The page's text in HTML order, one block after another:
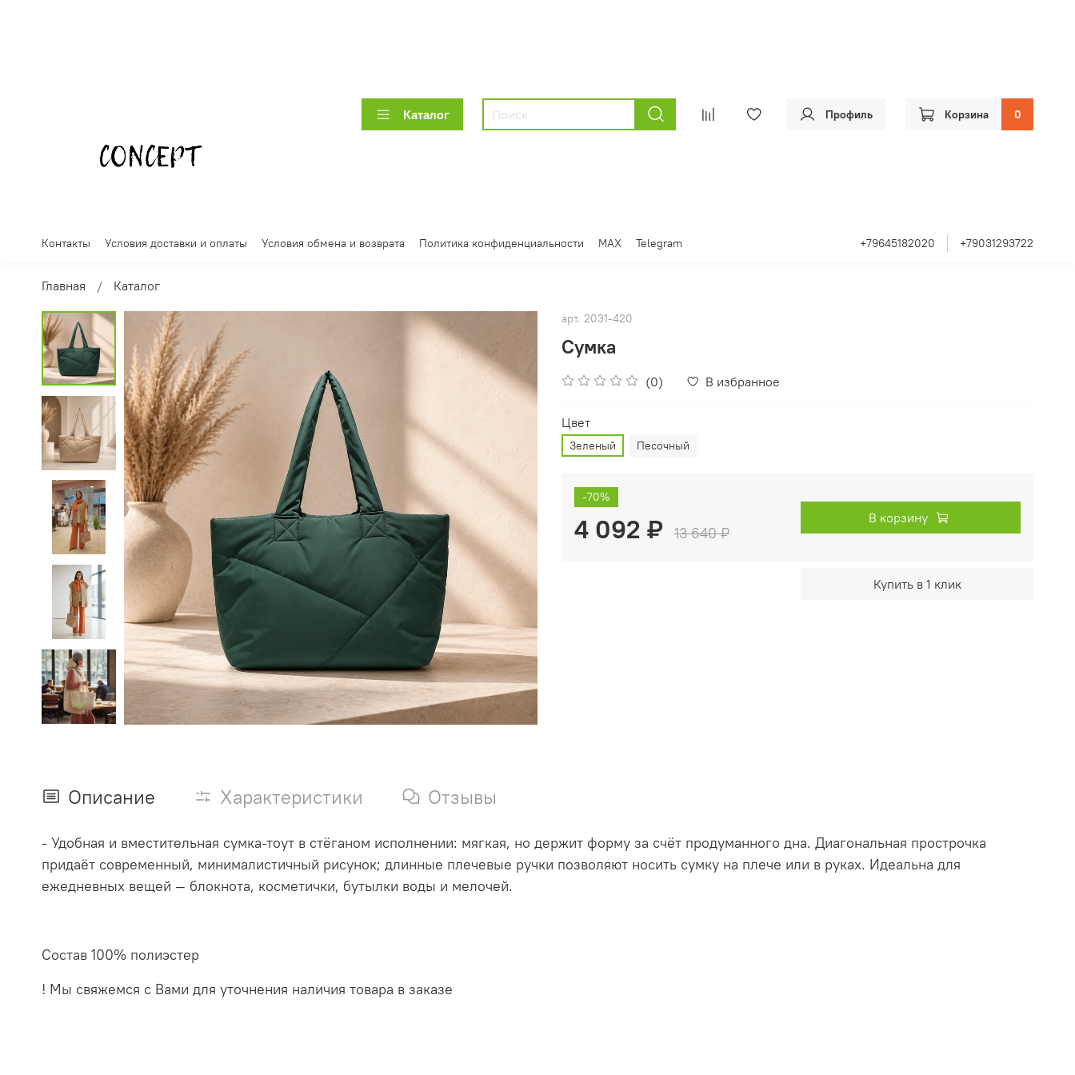
Каталог Профиль Корзина 0
Контакты Условия доставки и оплаты Условия обмена и возврата Политика конфиденциальности MAX Telegram +79645182020 +79031293722
Главная Каталог
арт. 2031-420
Сумка
(0) В избранное
Цвет
Зеленый Песочный
-70%
4 092 ₽ 13 640 ₽
В корзину
Купить в 1 клик
Описание Характеристики Отзывы
- Удобная и вместительная сумка‑тоут в стёганом исполнении: мягкая, но держит форму за счёт продуманного дна. Диагональная прострочка
придаёт современный, минималистичный рисунок; длинные плечевые ручки позволяют носить сумку на плече или в руках. Идеальна для
ежедневных вещей — блокнота, косметички, бутылки воды и мелочей.
Состав 100% полиэстер
! Мы свяжемся с Вами для уточнения наличия товара в заказе